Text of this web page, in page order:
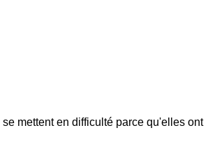
mettent en difficulté parce qu'elles ont